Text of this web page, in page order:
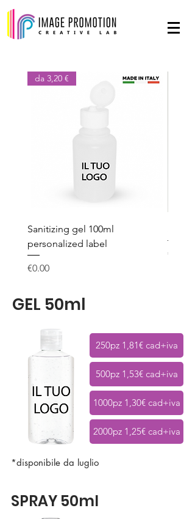
da 3,20 €
Sanitizing gel 100ml
personalized label
Price
€0.00
Price
€2.80
GEL 50ml
250pz 1,81€ cad+iva
500pz 1,53€ cad+iva
1000pz 1,30€ cad+iva
2000pz 1,25€ cad+iva
*disponibile da luglio
SPRAY 50ml